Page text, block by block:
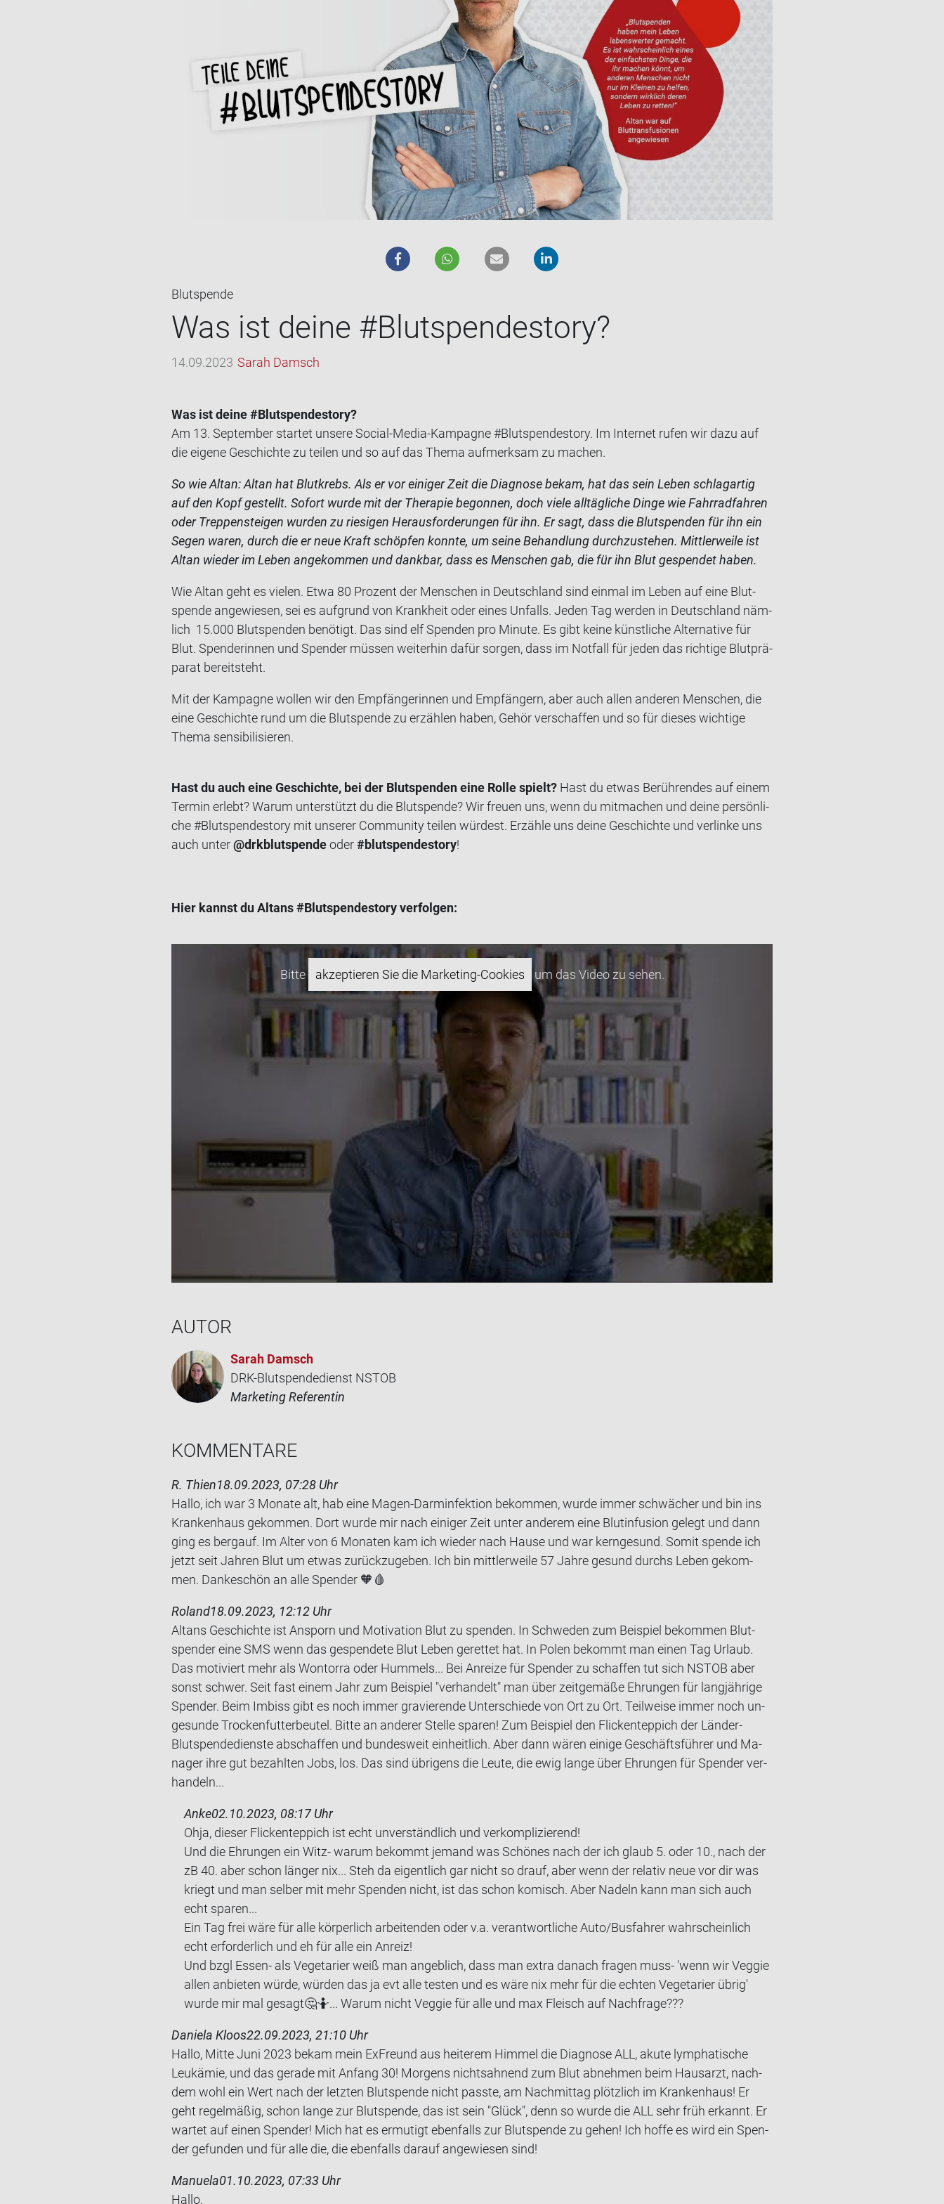
Blutspende
Was ist deine #Blut­spen­desto­ry?
14.09.2023 Sarah Damsch
Was ist deine #Blut­spen­desto­ry?
Am 13. Sep­tem­ber star­tet un­se­re Social-​Media-Kampagne #Blut­spen­desto­ry. Im In­ter­net rufen wir dazu auf
die ei­ge­ne Ge­schich­te zu tei­len und so auf das Thema auf­merk­sam zu ma­chen.
So wie Altan: Altan hat Blut­krebs. Als er vor ei­ni­ger Zeit die Dia­gno­se bekam, hat das sein Leben schlag­ar­tig
auf den Kopf ge­stellt. So­fort wurde mit der The­ra­pie be­gon­nen, doch viele all­täg­li­che Dinge wie Fahr­rad­fah­ren
oder Trep­pen­stei­gen wur­den zu rie­si­gen Her­aus­for­de­run­gen für ihn. Er sagt, dass die Blut­spen­den für ihn ein
Segen waren, durch die er neue Kraft schöp­fen konn­te, um seine Be­hand­lung durch­zu­ste­hen. Mitt­ler­wei­le ist
Altan wie­der im Leben an­ge­kom­men und dank­bar, dass es Men­schen gab, die für ihn Blut ge­spen­det haben.
Wie Altan geht es vie­len. Etwa 80 Pro­zent der Men­schen in Deutsch­land sind ein­mal im Leben auf eine Blut­
spen­de an­ge­wie­sen, sei es auf­grund von Krank­heit oder eines Un­falls. Jeden Tag wer­den in Deutsch­land näm­
lich 15.000 Blut­spen­den be­nö­tigt. Das sind elf Spen­den pro Mi­nu­te. Es gibt keine künst­li­che Al­ter­na­ti­ve für
Blut. Spen­de­rin­nen und Spen­der müs­sen wei­ter­hin dafür sor­gen, dass im Not­fall für jeden das rich­ti­ge Blut­prä­
pa­rat be­reit­steht.
Mit der Kam­pa­gne wol­len wir den Emp­fän­ge­rin­nen und Emp­fän­gern, aber auch allen an­de­ren Men­schen, die
eine Ge­schich­te rund um die Blut­spen­de zu er­zäh­len haben, Gehör ver­schaf­fen und so für die­ses wich­ti­ge
Thema sen­si­bi­li­sie­ren.
Hast du auch eine Ge­schich­te, bei der Blut­spen­den eine Rolle spielt? Hast du etwas Be­rüh­ren­des auf einem
Ter­min er­lebt? Warum un­ter­stützt du die Blut­spen­de? Wir freu­en uns, wenn du mit­ma­chen und deine per­sön­li­
che #Blut­spen­desto­ry mit un­se­rer Com­mu­ni­ty tei­len wür­dest. Er­zäh­le uns deine Ge­schich­te und ver­lin­ke uns
auch unter@drk­blut­spen­deoder#blut­spen­desto­ry!
Hier kannst du Altans #Blut­spen­desto­ry ver­fol­gen:
Bitte akzeptieren Sie die Marketing-Cookies um das Video zu sehen.
AUTOR
Sarah Damsch
DRK-Blutspendedienst NSTOB
Marketing Referentin
KOM­MEN­TA­RE
R. Thien18.09.2023, 07:28 Uhr
Hallo, ich war 3 Mo­na­te alt, hab eine Magen-​Darminfektion be­kom­men, wurde immer schwä­cher und bin ins
Kran­ken­haus ge­kom­men. Dort wurde mir nach ei­ni­ger Zeit unter an­de­rem eine Blut­in­fu­si­on ge­legt und dann
ging es berg­auf. Im Alter von 6 Mo­na­ten kam ich wie­der nach Hause und war kern­ge­sund. Somit spen­de ich
jetzt seit Jah­ren Blut um etwas zu­rück­zu­ge­ben. Ich bin mitt­ler­wei­le 57 Jahre ge­sund durchs Leben ge­kom­
men. Dan­ke­schön an alle Spen­der 🧡🩸
Roland18.09.2023, 12:12 Uhr
Altans Ge­schich­te ist An­sporn und Mo­ti­va­ti­on Blut zu spen­den. In Schwe­den zum Bei­spiel be­kom­men Blut­
spen­der eine SMS wenn das ge­spen­de­te Blut Leben ge­ret­tet hat. In Polen be­kommt man einen Tag Ur­laub.
Das mo­ti­viert mehr als Won­tor­ra oder Hum­mels... Bei An­rei­ze für Spen­der zu schaf­fen tut sich NSTOB aber
sonst schwer. Seit fast einem Jahr zum Bei­spiel "ver­han­delt" man über zeit­ge­mä­ße Eh­run­gen für lang­jäh­ri­ge
Spen­der. Beim Im­biss gibt es noch immer gra­vie­ren­de Un­ter­schie­de von Ort zu Ort. Teil­wei­se immer noch un­
ge­sun­de Tro­cken­fut­ter­beu­tel. Bitte an an­de­rer Stel­le spa­ren! Zum Bei­spiel den Fli­cken­tep­pich der Länder-​
Blutspendedienste ab­schaf­fen und bun­des­weit ein­heit­lich. Aber dann wären ei­ni­ge Ge­schäfts­füh­rer und Ma­
na­ger ihre gut be­zahl­ten Jobs, los. Das sind üb­ri­gens die Leute, die ewig lange über Eh­run­gen für Spen­der ver­
han­deln...
Anke02.10.2023, 08:17 Uhr
Ohja, die­ser Fli­cken­tep­pich ist echt un­ver­ständ­lich und ver­kom­pli­zie­rend!
Und die Eh­run­gen ein Witz- warum be­kommt je­mand was Schö­nes nach der ich glaub 5. oder 10., nach der
zB 40. aber schon län­ger nix... Steh da ei­gent­lich gar nicht so drauf, aber wenn der re­la­tiv neue vor dir was
kriegt und man sel­ber mit mehr Spen­den nicht, ist das schon ko­misch. Aber Na­deln kann man sich auch
echt spa­ren...
Ein Tag frei wäre für alle kör­per­lich ar­bei­ten­den oder v.a. ver­ant­wort­li­che Auto/Bus­fah­rer wahr­schein­lich
echt er­for­der­lich und eh für alle ein An­reiz!
Und bzgl Essen-​ als Ve­ge­ta­ri­er weiß man an­geb­lich, dass man extra da­nach fra­gen muss- 'wenn wir Ve­g­gie
allen an­bie­ten würde, wür­den das ja evt alle tes­ten und es wäre nix mehr für die ech­ten Ve­ge­ta­ri­er übrig'
wurde mir mal ge­sagt🤔🤷... Warum nicht Ve­g­gie für alle und max Fleisch auf Nach­fra­ge???
Daniela Kloos22.09.2023, 21:10 Uhr
Hallo, Mitte Juni 2023 bekam mein Ex­Freund aus hei­te­rem Him­mel die Dia­gno­se ALL, akute lympha­ti­sche
Leuk­ämie, und das ge­ra­de mit An­fang 30! Mor­gens nichts­ah­nend zum Blut ab­neh­men beim Haus­arzt, nach­
dem wohl ein Wert nach der letz­ten Blut­spen­de nicht pass­te, am Nach­mit­tag plötz­lich im Kran­ken­haus! Er
geht re­gel­mä­ßig, schon lange zur Blut­spen­de, das ist sein "Glück", denn so wurde die ALL sehr früh er­kannt. Er
war­tet auf einen Spen­der! Mich hat es er­mu­tigt eben­falls zur Blut­spen­de zu gehen! Ich hoffe es wird ein Spen­
der ge­fun­den und für alle die, die eben­falls dar­auf an­ge­wie­sen sind!
Manuela01.10.2023, 07:33 Uhr
Hallo,